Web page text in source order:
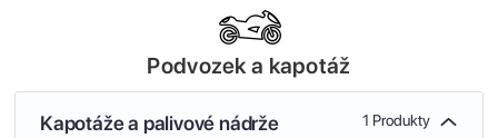
Podvozek a kapotáž
Kapotáže a palivové nádrže 1 Produkty